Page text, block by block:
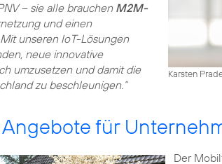
Karsten
– sie alle brauchen M2M-
und einen
unseren IoT-Lösungen
neue innovative
umzusetzen und damit die
zu beschleunigen.“
Angebote für
Der